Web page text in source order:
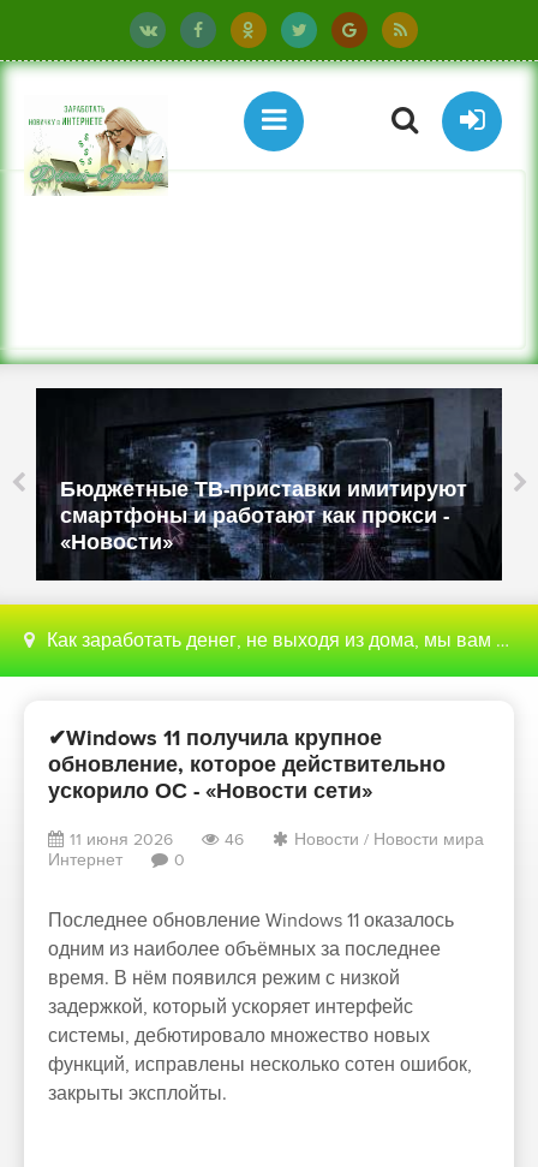
Бюджетные ТВ-приставки имитируют
смартфоны и работают как прокси -
«Новости»
Как заработать денег, не выходя из дома, мы вам поможем с этим разобраться
✔Windows 11 получила крупное
обновление, которое действительно
ускорило ОС - «Новости сети»
11 июня 2026 46 Новости / Новости мира
Интернет
0
Последнее обновление Windows 11 оказалось
одним из наиболее объёмных за последнее
время. В нём появился режим с низкой
задержкой, который ускоряет интерфейс
системы, дебютировало множество новых
функций, исправлены несколько сотен ошибок,
закрыты эксплойты.